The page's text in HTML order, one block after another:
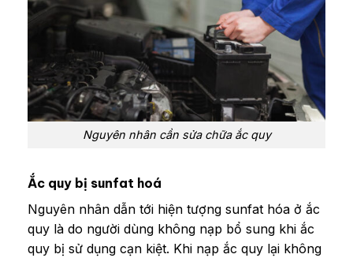
Nguyên nhân cần sửa chữa ắc quy
Ắc quy bị sunfat hoá
Nguyên nhân dẫn tới hiện tượng sunfat hóa ở ắc
quy là do người dùng không nạp bổ sung khi ắc
quy bị sử dụng cạn kiệt. Khi nạp ắc quy lại không